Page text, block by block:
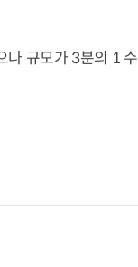
규모가 3분의 1